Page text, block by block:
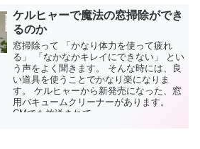
ケルヒャーで魔法の窓掃除ができ
るのか
窓掃除って 「かなり体力を使って疲れ
る」 「なかなかキレイにできない」 とい
う声をよく聞きます。 そんな時には、良
い道具を使うことでかなり楽になりま
す。 ケルヒャーから新発売になった、窓
用バキュームクリーナーがあります。
CMでも放送されて...